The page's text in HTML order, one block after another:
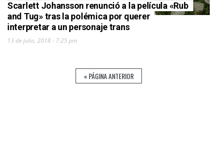
Scarlett Johansson renunció a la película «Rub
and Tug» tras la polémica por querer
interpretar a un personaje trans
13 de julio, 2018 - 7:25 pm
« PÁGINA ANTERIOR